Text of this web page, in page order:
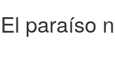
paraíso